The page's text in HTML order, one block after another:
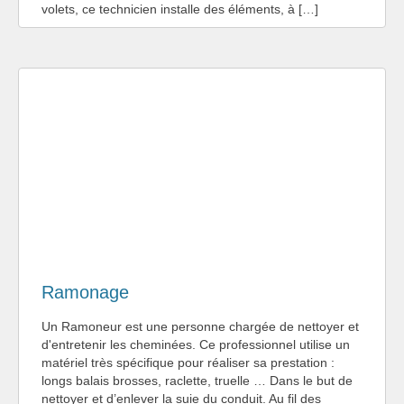
volets, ce technicien installe des éléments, à […]
Ramonage
Un Ramoneur est une personne chargée de nettoyer et
d'entretenir les cheminées. Ce professionnel utilise un
matériel très spécifique pour réaliser sa prestation :
longs balais brosses, raclette, truelle … Dans le but de
nettoyer et d’enlever la suie du conduit. Au fil des